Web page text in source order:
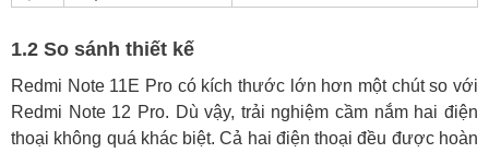
1.2 So sánh thiết kế
Redmi Note 11E Pro có kích thước lớn hơn một chút so với
Redmi Note 12 Pro. Dù vậy, trải nghiệm cầm nắm hai điện
thoại không quá khác biệt. Cả hai điện thoại đều được hoàn